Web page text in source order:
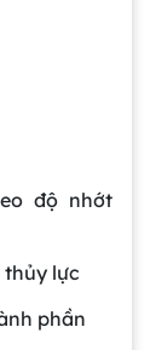
độ nhớt
thủy lực
phần